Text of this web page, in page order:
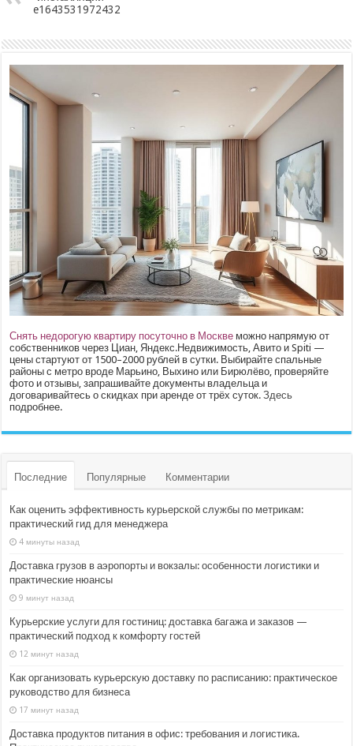
e1643531972432
Снять недорогую квартиру посуточно в Москве можно напрямую от
собственников через Циан, Яндекс.Недвижимость, Авито и Spiti —
цены стартуют от 1500–2000 рублей в сутки. Выбирайте спальные
районы с метро вроде Марьино, Выхино или Бирюлёво, проверяйте
фото и отзывы, запрашивайте документы владельца и
договаривайтесь о скидках при аренде от трёх суток.Здесь
подробнее.
Последние Популярные Комментарии
Как оценить эффективность курьерской службы по метрикам:
практический гид для менеджера
4 минуты назад
Доставка грузов в аэропорты и вокзалы: особенности логистики и
практические нюансы
9 минут назад
Курьерские услуги для гостиниц: доставка багажа и заказов —
практический подход к комфорту гостей
12 минут назад
Как организовать курьерскую доставку по расписанию: практическое
руководство для бизнеса
17 минут назад
Доставка продуктов питания в офис: требования и логистика.